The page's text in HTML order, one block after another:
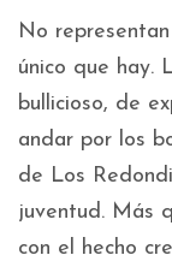
No
único que hay.
bullicioso, de
andar por los
de Los
juventud. Más
con el hecho